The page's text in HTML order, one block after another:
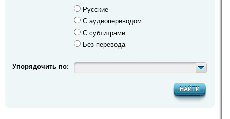
Русские
С аудиопереводом
С субтитрами
Без перевода
Упорядочить по: --
НАЙТИ